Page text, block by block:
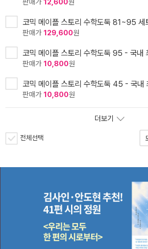
판매가 12,600원
코믹 메이플 스토리 수학도둑 81~95 세
판매가 129,600원
코믹 메이플 스토리 수학도둑 95 - 국내
판매가 10,800원
코믹 메이플 스토리 수학도둑 45 - 국내
판매가 10,800원
더보기
전체선택